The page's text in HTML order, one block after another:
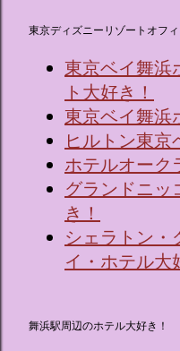
東京ディズニーリゾートオフ
東京ベイ舞浜
ト大好き！
東京ベイ舞浜
ヒルトン東京
ホテルオーク
グランドニッ
き！
シェラトン・
イ・ホテル大
舞浜駅周辺のホテル大好き！